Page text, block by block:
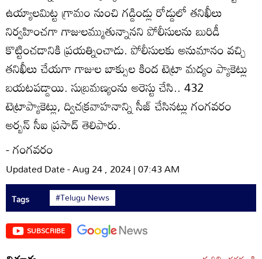
ఉయ్యాలమిట్ట గ్రామం నుంచి గడ్డిండ్లు రోడ్డులో తనిఖీలు
నిర్వహించగా గాజులమ్ముతున్నానని పోలీసులను బురిడీ
కొట్టించడానికి ప్రయత్నించాడు. పోలీసులకు అనుమానం వచ్చి
తనిఖీలు చేయగా గాజుల బాక్సుల కింద టెట్రా మద్యం ప్యాకెట్లు
బయటపడ్డాయి. సుబ్రమణ్యంను అరెస్టు చేసి.. 432
టెట్రాప్యాకెట్లు, ద్విచక్రవాహనాన్ని సీజ్‌ చేసినట్లు గంగవరం
అర్బన్‌ సీఐ ప్రసాద్‌ తెలిపారు.
- గంగవరం
Updated Date - Aug 24 , 2024 | 07:43 AM
Tags #Telugu News
SUBSCRIBE